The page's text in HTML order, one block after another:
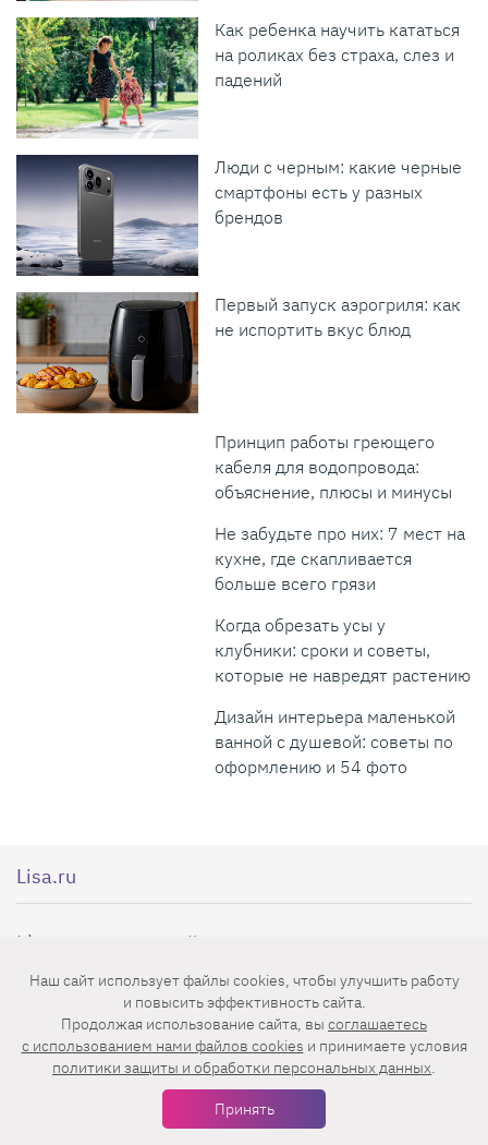
Как ребенка научить кататься
на роликах без страха, слез и
падений
Люди с черным: какие черные
смартфоны есть у разных
брендов
Первый запуск аэрогриля: как
не испортить вкус блюд
Принцип работы греющего
кабеля для водопровода:
объяснение, плюсы и минусы
Не забудьте про них: 7 мест на
кухне, где скапливается
больше всего грязи
Когда обрезать усы у
клубники: сроки и советы,
которые не навредят растению
Дизайн интерьера маленькой
ванной с душевой: советы по
оформлению и 54 фото
Lisa.ru
Lisa.ru — женский интернет-журнал, в
котором ты найдешь самые последние
новости из мира моды, секреты красоты
звезд, самые эффективные диеты, советы
по воспитанию детей, рецепты,
удивительные истории и трогательные
Наш сайт использует файлы cookies, чтобы улучшить работу
и повысить эффективность сайта.
Продолжая использование сайта, вы соглашаетесь
c использованием нами файлов cookies и принимаете условия
политики защиты и обработки персональных данных.
Принять